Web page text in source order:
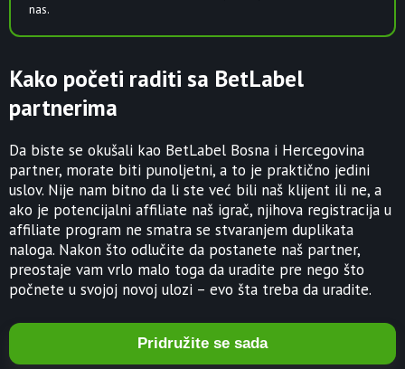
nas.
Kako početi raditi sa BetLabel
partnerima
Da biste se okušali kao BetLabel Bosna i Hercegovina
partner, morate biti punoljetni, a to je praktično jedini
uslov. Nije nam bitno da li ste već bili naš klijent ili ne, a
ako je potencijalni affiliate naš igrač, njihova registracija u
affiliate program ne smatra se stvaranjem duplikata
naloga. Nakon što odlučite da postanete naš partner,
preostaje vam vrlo malo toga da uradite pre nego što
počnete u svojoj novoj ulozi – evo šta treba da uradite.
Pridružite se sada